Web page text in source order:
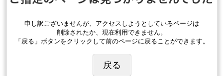
申し訳ございませんが、アクセスしようとしているページは
削除されたか、現在利用できません。
「戻る」ボタンをクリックして前のページに戻ることができます。
戻る